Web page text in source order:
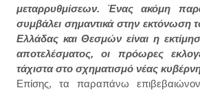
μεταρρυθμίσεων. Ένας ακόμη
συμβάλει σημαντικά στην εκτόνωση
Ελλάδας και Θεσμών είναι η
αποτελέσματος, οι πρόωρες
τάχιστα στο σχηματισμό νέας
Επίσης, τα παραπάνω